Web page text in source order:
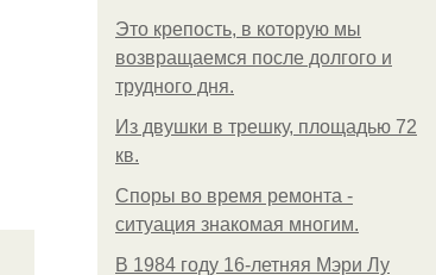
Это крепость, в которую мы
возвращаемся после долгого и
трудного дня.
Из двушки в трешку, площадью 72
кв.
Споры во время ремонта -
ситуация знакомая многим.
В 1984 году 16-летняя Мэри Лу